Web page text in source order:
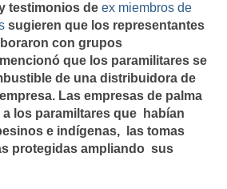
testimonios de ex miembros de
sugieren que los representantes
con grupos
que los paramilitares se
de una distribuidora de
Las empresas de palma
los paramiltares que habían
e indígenas, las tomas
protegidas ampliando sus